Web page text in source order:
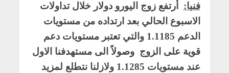
فنيا: أرتفع زوج اليورو دولار خلال تداولات
الاسبوع الحالي بعد ارتداده من مستويات
الدعم 1.1185 والتي تعتبر مستويات دعم
قوية على الزوج وصولاً الى مستهدفنا الاول
عند مستويات 1.1285 ولازلنا نتطلع لمزيد